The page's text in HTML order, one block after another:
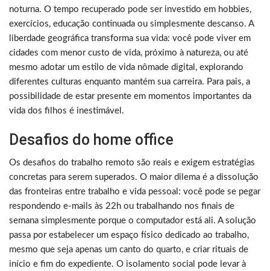
noturna. O tempo recuperado pode ser investido em hobbies,
exercícios, educação continuada ou simplesmente descanso. A
liberdade geográfica transforma sua vida: você pode viver em
cidades com menor custo de vida, próximo à natureza, ou até
mesmo adotar um estilo de vida nômade digital, explorando
diferentes culturas enquanto mantém sua carreira. Para pais, a
possibilidade de estar presente em momentos importantes da
vida dos filhos é inestimável.
Desafios do home office
Os desafios do trabalho remoto são reais e exigem estratégias
concretas para serem superados. O maior dilema é a dissolução
das fronteiras entre trabalho e vida pessoal: você pode se pegar
respondendo e-mails às 22h ou trabalhando nos finais de
semana simplesmente porque o computador está ali. A solução
passa por estabelecer um espaço físico dedicado ao trabalho,
mesmo que seja apenas um canto do quarto, e criar rituais de
início e fim do expediente. O isolamento social pode levar à